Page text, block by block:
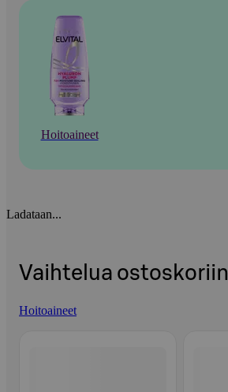
Hoitoaineet
Ladataan...
Vaihtelua ostoskoriin
Hoitoaineet